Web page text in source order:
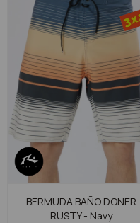
BERMUDA BAÑO DONER
RUSTY - Navy